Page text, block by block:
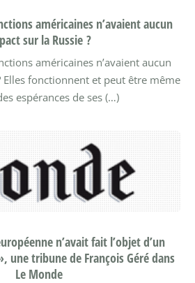
américaines n’avaient aucun
sur la Russie ?
américaines n’avaient aucun
Elles fonctionnent et peut être même
espérances de ses (…)
n’avait fait l’objet d’un
une tribune de François Géré dans
Le Monde